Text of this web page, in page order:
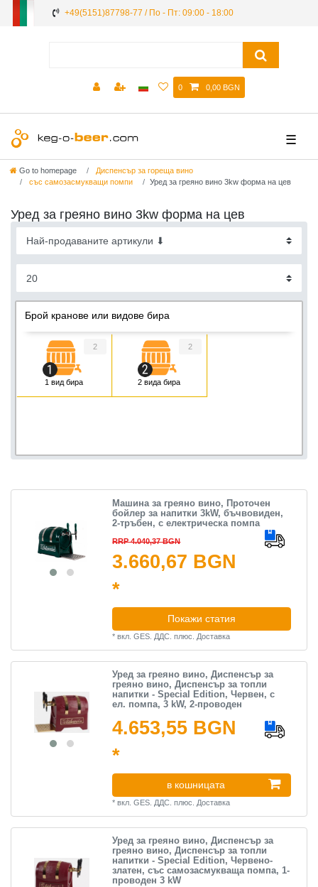
+49(5151)87798-77 / По - Пт: 09:00 - 18:00
0 0,00 BGN
☰
Go to homepage
Диспенсър за гореща вино
със самозасмукващи помпи
Уред за греяно вино 3kw форма на цев
Уред за греяно вино 3kw форма на цев
Брой кранове или видове бира
1 вид бира
2
2 вида бира
2
Машина за греяно вино, Проточен
бойлер за напитки 3kW, бъчвовиден,
2-тръбен, с електрическа помпа
RRP 4.040,37 BGN
3.660,67 BGN
*
Покажи статия
*вкл. GES. ДДС. плюс. Доставка
Уред за греяно вино, Диспенсър за
греяно вино, Диспенсър за топли
напитки - Special Edition, Червен, с
ел. помпа, 3 kW, 2-проводен
4.653,55 BGN
*
в кошницата
*вкл. GES. ДДС. плюс. Доставка
Уред за греяно вино, Диспенсър за
греяно вино, Диспенсър за топли
напитки - Special Edition, Червено-
златен, със самозасмукваща помпа, 1-
проводен 3 kW